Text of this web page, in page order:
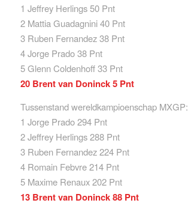
1 Jeffrey Herlings 50 Pnt
2 Mattia Guadagnini 40 Pnt
3 Ruben Fernandez 38 Pnt
4 Jorge Prado 38 Pnt
5 Glenn Coldenhoff 33 Pnt
20 Brent van Doninck 5 Pnt
Tussenstand wereldkampioenschap MXGP:
1 Jorge Prado 294 Pnt
2 Jeffrey Herlings 288 Pnt
3 Ruben Fernandez 224 Pnt
4 Romain Febvre 214 Pnt
5 Maxime Renaux 202 Pnt
13 Brent van Doninck 88 Pnt